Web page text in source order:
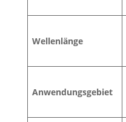
Wellenlänge
Anwendungsgebiet